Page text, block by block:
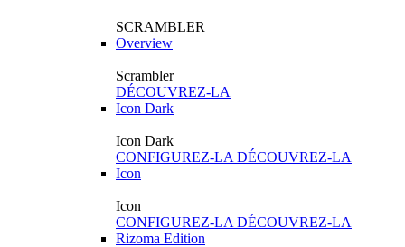
SCRAMBLER
Overview
Scrambler
DÉCOUVREZ-LA
Icon Dark
Icon Dark
CONFIGUREZ-LA DÉCOUVREZ-LA
Icon
Icon
CONFIGUREZ-LA DÉCOUVREZ-LA
Rizoma Edition